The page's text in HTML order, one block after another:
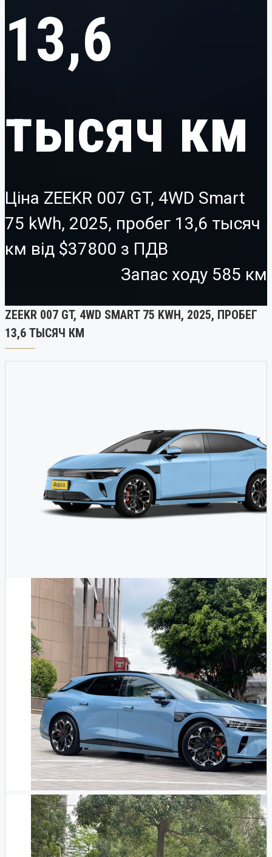
13,6
тысяч км
Ціна ZEEKR 007 GT, 4WD Smart
75 kWh, 2025, пробег 13,6 тысяч
км від $37800
Запас ходу 585 км
ZEEKR 007 GT, 4WD SMART 75 KWH, 2025, ПРОБЕГ
13,6 ТЫСЯЧ КМ